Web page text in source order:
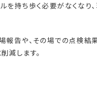
を持ち歩く必要がなくなり
報告や、その場での点検結
減します。